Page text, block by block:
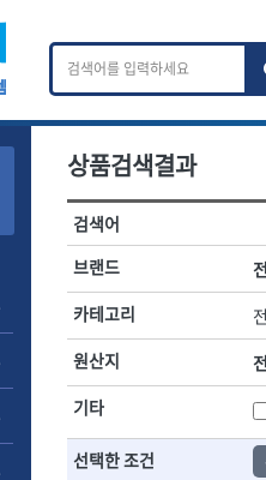
.종합공구
치,드라이버
소켓
라롱소켓
켓
미롱소켓
소켓
배관.전동.
배관공구.장
- 파이프렌
- 스트랩락
- 파이프커
- 튜빙커터
- 밴더
- 동파이프
ㄷ ㄹ
E F J
BHS(영창
CP
상품검색결과
검색어
브랜드
카테고리
원산지
기타
선택한 조건